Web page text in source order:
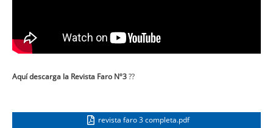
Aquí descarga la Revista Faro Nº3??
revista faro 3 completa.pdf